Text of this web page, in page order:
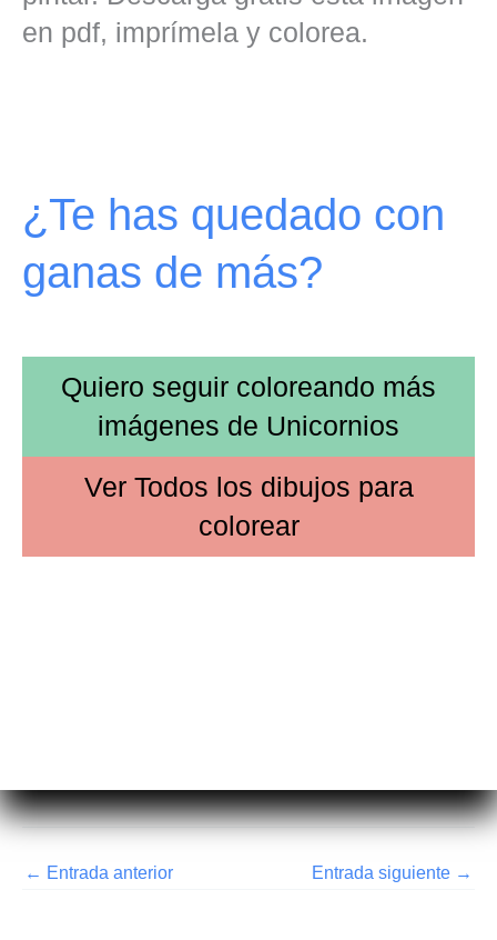
en pdf, imprímela y colorea.
¿Te has quedado con
ganas de más?
Quiero seguir coloreando más
imágenes de Unicornios
Ver Todos los dibujos para
colorear
← Entrada anterior Entrada siguiente →